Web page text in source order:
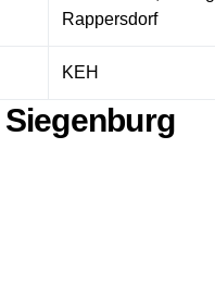
Rappersdorf
KEH